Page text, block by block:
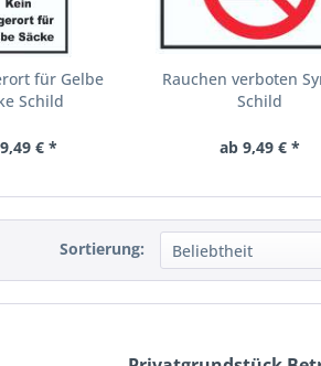
für Gelbe
Schild
€ *
Rauchen verboten
Schild
ab 9,49 € *
Sortierung: